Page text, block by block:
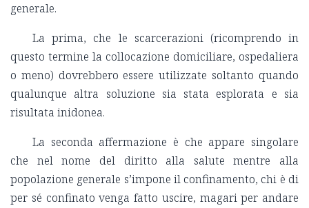
generale.
La prima, che le scarcerazioni (ricomprendo in
questo termine la collocazione domiciliare, ospedaliera
o meno) dovrebbero essere utilizzate soltanto quando
qualunque altra soluzione sia stata esplorata e sia
risultata inidonea.
La seconda affermazione è che appare singolare
che nel nome del diritto alla salute mentre alla
popolazione generale s’impone il confinamento, chi è di
per sé confinato venga fatto uscire, magari per andare